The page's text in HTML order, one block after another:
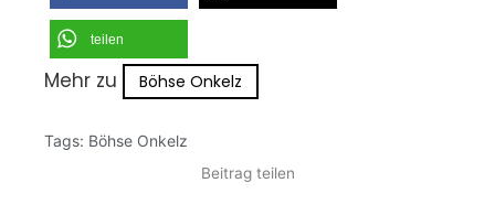
teilen
Mehr zu Böhse Onkelz
Tags: Böhse Onkelz
Beitrag teilen